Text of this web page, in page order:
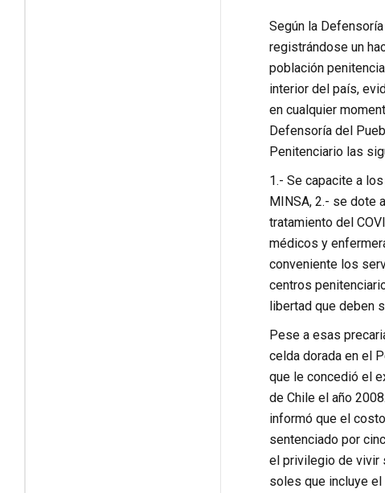
Según la
registrándose un
población
interior del país,
en cualquier
Defensoría del
Penitenciario las
1.- Se capacite a
MINSA, 2.- se dote
tratamiento del
médicos y
conveniente los
centros
libertad que deben
Pese a esas
celda dorada en el
que le concedió el
de Chile el año
informó que el
sentenciado por
el privilegio de vivir
soles que incluye el